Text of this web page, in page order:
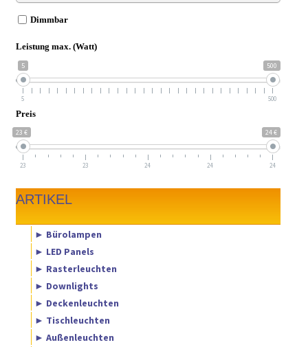
Dimmbar
Leistung max. (Watt)
5 500
5 500
Preis
23 € 24 €
23 23 24 24 24
ARTIKEL
► Bürolampen
► LED Panels
► Rasterleuchten
► Downlights
► Deckenleuchten
► Tischleuchten
► Außenleuchten